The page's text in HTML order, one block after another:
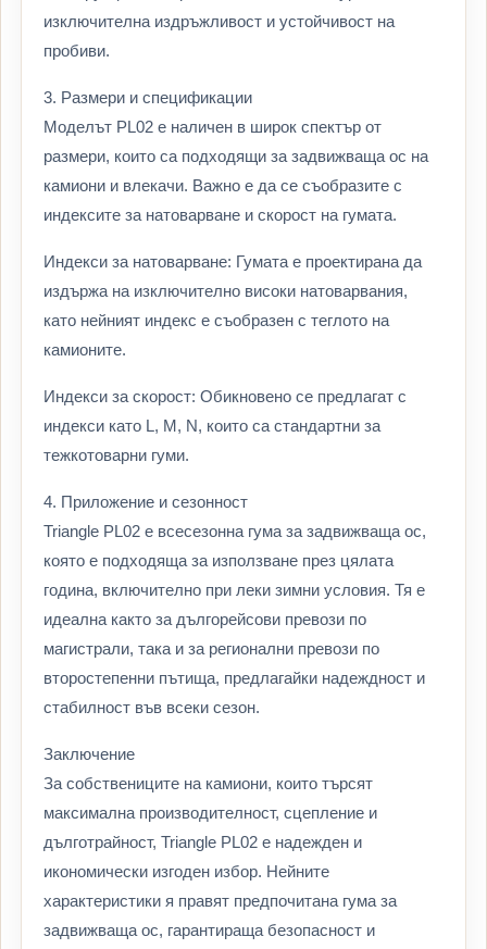
изключителна издръжливост и устойчивост на
пробиви.
3. Размери и спецификации
Моделът PL02 е наличен в широк спектър от
размери, които са подходящи за задвижваща ос на
камиони и влекачи. Важно е да се съобразите с
индексите за натоварване и скорост на гумата.
Индекси за натоварване: Гумата е проектирана да
издържа на изключително високи натоварвания,
като нейният индекс е съобразен с теглото на
камионите.
Индекси за скорост: Обикновено се предлагат с
индекси като L, M, N, които са стандартни за
тежкотоварни гуми.
4. Приложение и сезонност
Triangle PL02 е всесезонна гума за задвижваща ос,
която е подходяща за използване през цялата
година, включително при леки зимни условия. Тя е
идеална както за дългорейсови превози по
магистрали, така и за регионални превози по
второстепенни пътища, предлагайки надеждност и
стабилност във всеки сезон.
Заключение
За собствениците на камиони, които търсят
максимална производителност, сцепление и
дълготрайност, Triangle PL02 е надежден и
икономически изгоден избор. Нейните
характеристики я правят предпочитана гума за
задвижваща ос, гарантираща безопасност и